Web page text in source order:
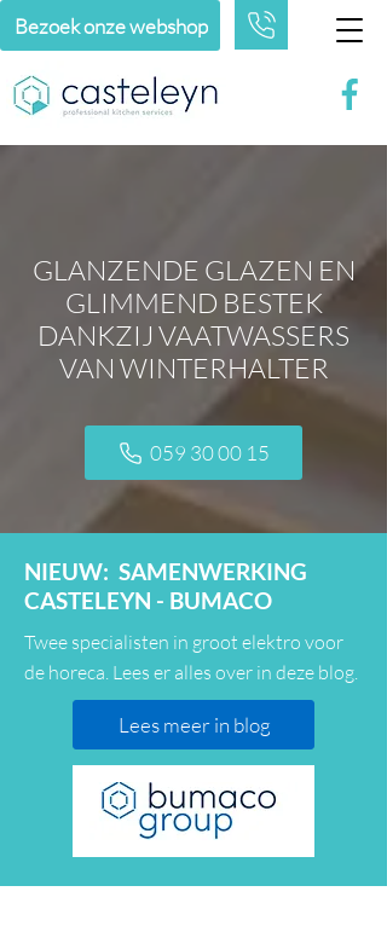
Bezoek onze webshop
GLANZENDE GLAZEN EN
GLIMMEND BESTEK
DANKZIJ VAATWASSERS
VAN WINTERHALTER
059 30 00 15
NIEUW: SAMENWERKING
CASTELEYN - BUMACO
Twee specialisten in groot elektro voor
de horeca. Lees er alles over in deze blog.
Lees meer in blog